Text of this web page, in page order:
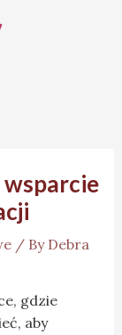
wsparcie
/ By Debra
gdzie
aby